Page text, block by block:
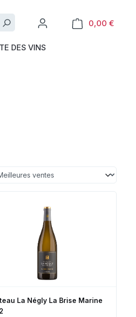
0,00 €
DES VINS
La Négly La Brise Marine